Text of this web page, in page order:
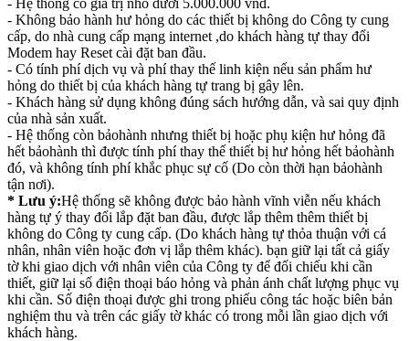
- Hệ thống có giá trị nhỏ dưới 5.000.000 vnđ.
- Không bảo hành hư hỏng do các thiết bị không do Công ty cung
cấp, do nhà cung cấp mạng internet ,do khách hàng tự thay đổi
Modem hay Reset cài đặt ban đầu.
- Có tính phí dịch vụ và phí thay thế linh kiện nếu sản phẩm hư
hỏng do thiết bị của khách hàng tự trang bị gây lên.
- Khách hàng sử dụng không đúng sách hướng dẫn, và sai quy định
của nhà sản xuất.
- Hệ thống còn bảohành nhưng thiết bị hoặc phụ kiện hư hỏng đã
hết bảohành thì được tính phí thay thế thiết bị hư hỏng hết bảohành
đó, và không tính phí khắc phục sự cố (Do còn thời hạn bảohành
tận nơi).
* Lưu ý:Hệ thống sẽ không được bảo hành vĩnh viễn nếu khách
hàng tự ý thay đổi lắp đặt ban đầu, được lắp thêm thêm thiết bị
không do Công ty cung cấp. (Do khách hàng tự thỏa thuận với cá
nhân, nhân viên hoặc đơn vị lắp thêm khác). bạn giữ lại tất cả giấy
tờ khi giao dịch với nhân viên của Công ty để đối chiếu khi cần
thiết, giữ lại số điện thoại báo hỏng và phản ánh chất lượng phục vụ
khi cần. Số điện thoại được ghi trong phiếu công tác hoặc biên bản
nghiệm thu và trên các giấy tờ khác có trong mỗi lần giao dịch với
khách hàng.